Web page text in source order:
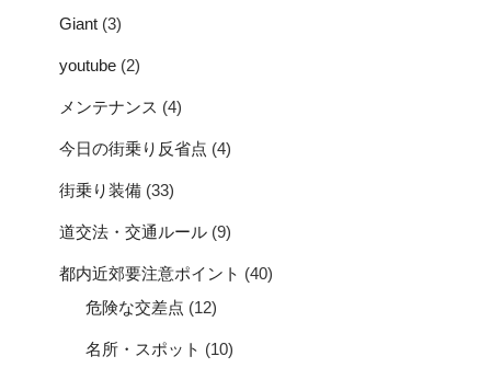
Giant (3)
youtube (2)
メンテナンス (4)
今日の街乗り反省点 (4)
街乗り装備 (33)
道交法・交通ルール (9)
都内近郊要注意ポイント (40)
危険な交差点 (12)
名所・スポット (10)